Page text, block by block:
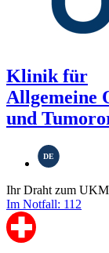
Klinik für
Allgemeine
und
DE
Ihr Draht zum
Im Notfall: 112